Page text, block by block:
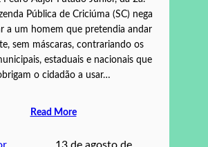
Pública de Criciúma (SC) nega
a um homem que pretendia andar
sem máscaras, contrariando os
estaduais e nacionais que
o cidadão a usar…
Read More
13 de agosto de